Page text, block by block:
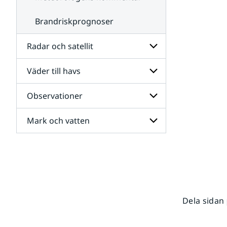
Brandriskprognoser
Radar och satellit
Undersidor
för
Radar
och
satellit
Väder till havs
Undersidor
för
Väder
till
havs
Observationer
Undersidor
för
Mark och vatten
Dela sidan